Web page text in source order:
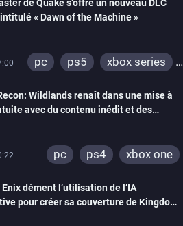
de Quake s’offre un nouveau DLC
« Dawn of the Machine »
pc ps5
xbox series
xbox one
nintendo 64
Wildlands renaît dans une mise à
avec du contenu inédit et des
pc ps4 xbox one
dément l’utilisation de l’IA
pour créer sa couverture de Kingdom